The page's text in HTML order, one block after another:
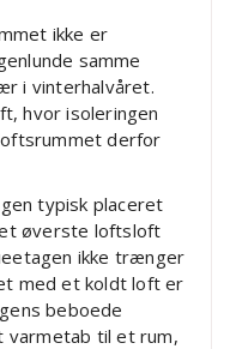
ikke er
samme
i vinterhalvåret.
hvor isoleringen
derfor
typisk placeret
øverste loftsloft
ikke trænger
med et koldt loft er
beboede
varmetab til et rum,